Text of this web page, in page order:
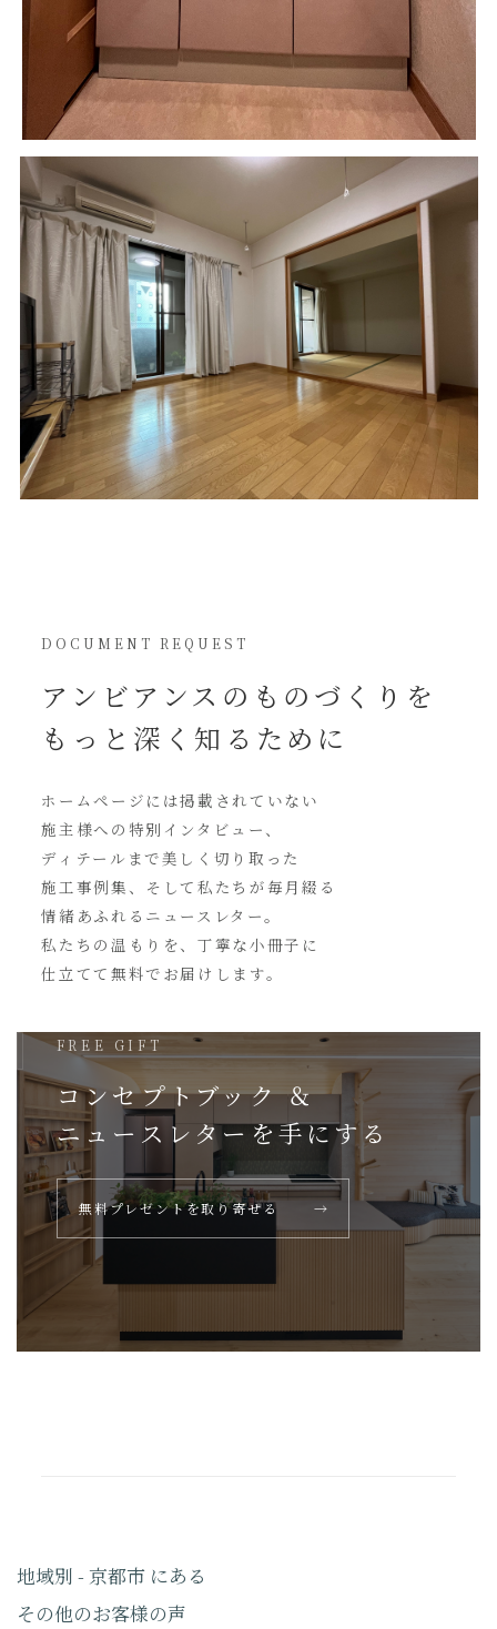
DOCUMENT REQUEST
アンビアンスの ものづくりを
もっと深く知るために
ホームページには掲載されていない
施主様への特別インタビュー、
ディテールまで美しく切り取った
施工事例集、そして私たちが毎月綴る
情緒あふれるニュースレター。
私たちの温もりを、丁寧な小冊子に
仕立てて無料でお届けします。
FREE GIFT
コンセプトブック ＆
ニュースレターを手にする
無料プレゼントを取り寄せる →
地域別 - 京都市 にある
その他のお客様の声